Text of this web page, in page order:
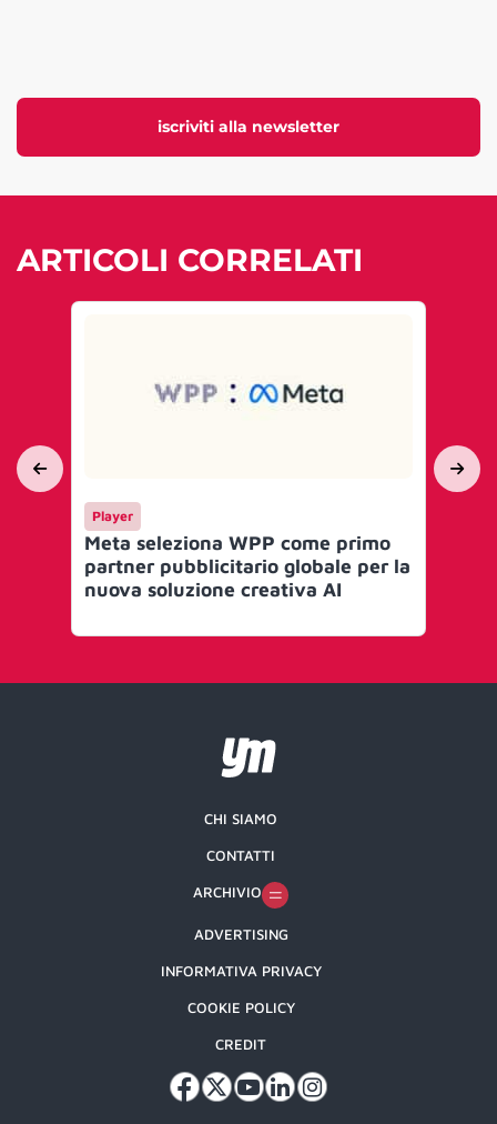
iscriviti alla newsletter
ARTICOLI CORRELATI
Player
Meta seleziona WPP come primo
partner pubblicitario globale per la
nuova soluzione creativa AI
CHI SIAMO
CONTATTI
ARCHIVIO
ADVERTISING
INFORMATIVA PRIVACY
COOKIE POLICY
CREDIT